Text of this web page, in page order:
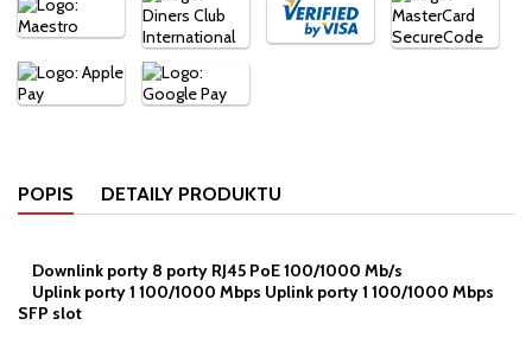
POPIS DETAILY PRODUKTU
Downlink porty 8 porty RJ45 PoE 100/1000 Mb/s
Uplink porty 1 100/1000 Mbps Uplink porty 1 100/1000 Mbps
SFP slot